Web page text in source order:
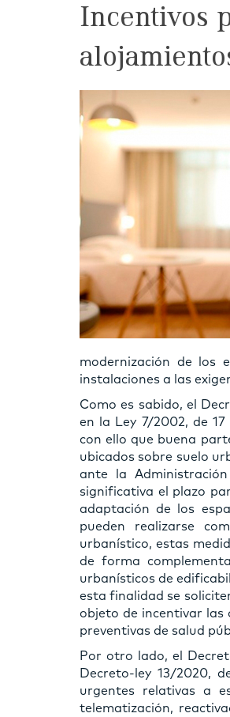
Incentivos
modernización de los
instalaciones a las
Como es sabido, el
en la Ley 7/2002, de
con ello que buena
ubicados sobre suelo
ante la
significativa el plazo
adaptación de los
pueden realizarse
urbanístico, estas
de forma
urbanísticos de
esta finalidad se
objeto de incentivar las
preventivas de salud
Por otro lado, el
Decreto-ley 13/2020,
urgentes relativas a
telematización,